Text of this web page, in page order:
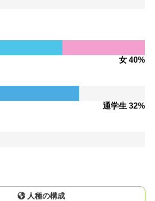
女 40%
通学生 32%
人種の構成